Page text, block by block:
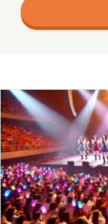
京都
会
北海道
学習
宮
広島
思
回ご紹介するお
り」！ 毎年7～
Instagramで最新
に行っているの